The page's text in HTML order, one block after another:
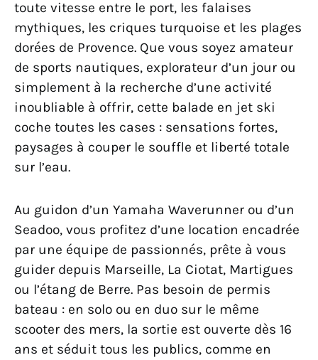
toute vitesse entre le port, les falaises
mythiques, les criques turquoise et les plages
dorées de Provence. Que vous soyez amateur
de sports nautiques, explorateur d’un jour ou
simplement à la recherche d’une activité
inoubliable à offrir, cette balade en jet ski
coche toutes les cases : sensations fortes,
paysages à couper le souffle et liberté totale
sur l’eau.
Au guidon d’un Yamaha Waverunner ou d’un
Seadoo, vous profitez d’une location encadrée
par une équipe de passionnés, prête à vous
guider depuis Marseille, La Ciotat, Martigues
ou l’étang de Berre. Pas besoin de permis
bateau : en solo ou en duo sur le même
scooter des mers, la sortie est ouverte dès 16
ans et séduit tous les publics, comme en